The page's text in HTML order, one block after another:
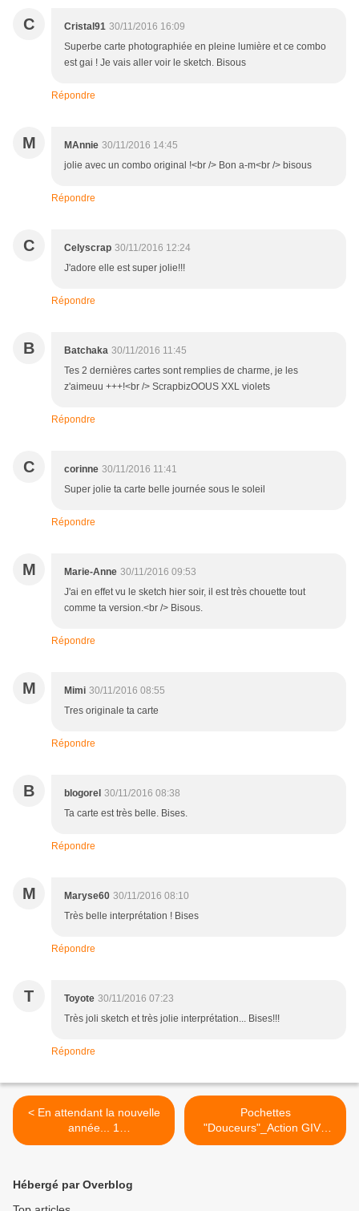
C Cristal91 30/11/2016 16:09
Superbe carte photographiée en pleine lumière et ce combo
est gai ! Je vais aller voir le sketch. Bisous
Répondre
M MAnnie 30/11/2016 14:45
jolie avec un combo original !<br /> Bon a-m<br /> bisous
Répondre
C Celyscrap 30/11/2016 12:24
J'adore elle est super jolie!!!
Répondre
B Batchaka 30/11/2016 11:45
Tes 2 dernières cartes sont remplies de charme, je les
z'aimeuu +++!<br /> ScrapbizOOUS XXL violets
Répondre
C corinne 30/11/2016 11:41
Super jolie ta carte belle journée sous le soleil
Répondre
M Marie-Anne 30/11/2016 09:53
J'ai en effet vu le sketch hier soir, il est très chouette tout
comme ta version.<br /> Bisous.
Répondre
M Mimi 30/11/2016 08:55
Tres originale ta carte
Répondre
B blogorel 30/11/2016 08:38
Ta carte est très belle. Bises.
Répondre
M Maryse60 30/11/2016 08:10
Très belle interprétation ! Bises
Répondre
T Toyote 30/11/2016 07:23
Très joli sketch et très jolie interprétation... Bises!!!
Répondre
< En attendant la nouvelle
année... 1
jour/1carte#13_Forum du
Pochettes
"Douceurs"_Action GIVE
YOUR SCRAP_Fin d'année
Hébergé par Overblog